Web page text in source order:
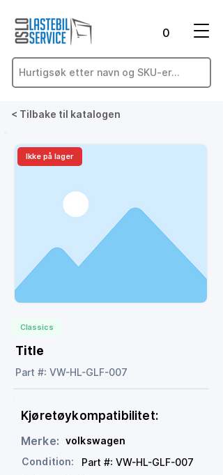
0
< Tilbake til katalogen
På lager
Ikke på lager
Classics
Title
Part #: VW-HL-GLF-007
Kjøretøykompatibilitet:
Merke:
volkswagen
Condition:
Part #: VW-HL-GLF-007